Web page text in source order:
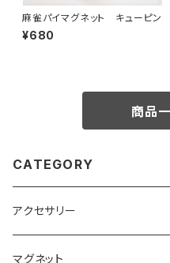
麻雀パイマグネット キューピン
¥680
商品
CATEGORY
アクセサリー
キーホルダー
マグネット